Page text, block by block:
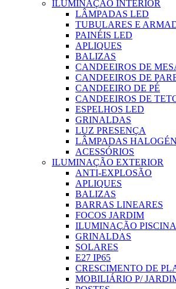
ILUMINAÇÃO INTERIOR
LÂMPADAS LED
TUBULARES E
PAINÉIS LED
APLIQUES
BALIZAS
CANDEEIROS DE
CANDEEIROS DE
CANDEEIRO DE PÉ
CANDEEIROS DE
ESPELHOS LED
GRINALDAS
LUZ PRESENÇA
LÂMPADAS
ACESSÓRIOS
ILUMINAÇÃO EXTERIOR
ANTI-EXPLOSÃO
APLIQUES
BALIZAS
BARRAS LINEARES
FOCOS JARDIM
ILUMINAÇÃO PISCINA
GRINALDAS
SOLARES
E27 IP65
CRESCIMENTO DE
MOBILIÁRIO P/